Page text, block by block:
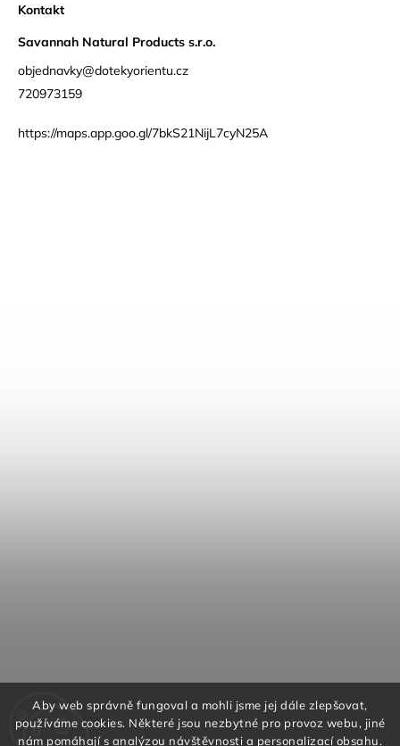
Aby web správně fungoval a mohli jsme jej dále zlepšovat,
používáme cookies. Některé jsou nezbytné pro provoz webu, jiné
nám pomáhají s analýzou návštěvnosti a personalizací obsahu.
Kontakt
Savannah Natural Products s.r.o.
objednavky@dotekyorientu.cz
720973159
https://maps.app.goo.gl/7bkS21NijL7cyN25A